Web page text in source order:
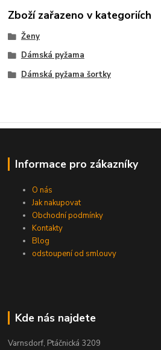
Zboží zařazeno v kategoriích
Ženy
Dámská pyžama
Dámská pyžama šortky
Informace pro zákazníky
O nás
Jak nakupovat
Obchodní podmínky
Kontakty
Blog
odstoupení od smlouvy
Kde nás najdete
Varnsdorf, Ptáčnická 3209